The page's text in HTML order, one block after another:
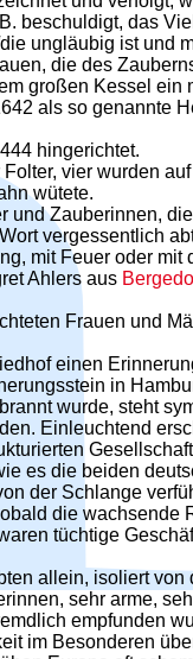
beschuldigt, das
ungläubig ist und
die des
großen Kessel
als so genannte
hingerichtet.
vier wurden
wütete.
und Zauberinnen,
vergessentlich
mit Feuer oder mit
Ahlers aus
Frauen und
einen
in
wurde, steht
Einleuchtend
es die beiden
der Schlange
die
tüchtige
allein, isoliert
sehr arme,
empfunden
im Besonderen